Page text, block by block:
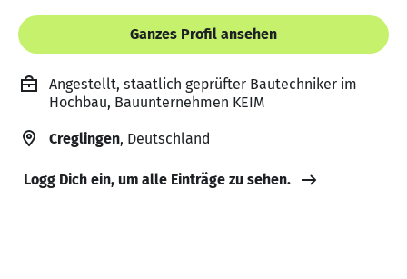
Ganzes Profil ansehen
Angestellt, staatlich geprüfter Bautechniker im
Hochbau, Bauunternehmen KEIM
Creglingen, Deutschland
Logg Dich ein, um alle Einträge zu sehen.